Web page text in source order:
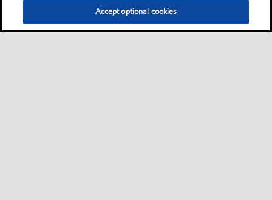
Accept optional cookies